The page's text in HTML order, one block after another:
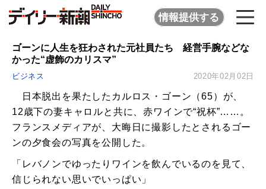
情報提供する
ゴーンに人生を狂わされた元社員たち 経営手腕などな
かった“虚飾のカリスマ”
ビジネス 2020年02月02日
日本脱出を果たしたカルロス・ゴーン（65）が、
12歳下の妻キャロルと共に、赤ワインで“祝杯”……。
フランスメディアが、大晦日に撮影したとされるゴー
ンの夕食会の写真を公開した。
「レバノンでゆったりワインを飲んでいるのを見て、
信じられない思いでいっぱい」